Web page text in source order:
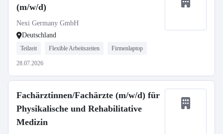
(m/w/d)
Nexi Germany GmbH
Deutschland
Teilzeit Flexible Arbeitszeiten Firmenlaptop
28.07.2026
Fachärztinnen/Fachärzte (m/w/d) für
Physikalische und Rehabilitative
Medizin